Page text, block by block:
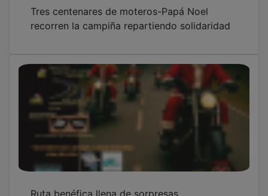
De la Alcarria a la Sierra, 326 kilómetros de
hermandad sobre dos ruedas